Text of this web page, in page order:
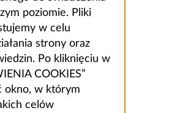
poziomie. Pliki
w celu
strony oraz
Po kliknięciu w
COOKIES”
okno, w którym
celów